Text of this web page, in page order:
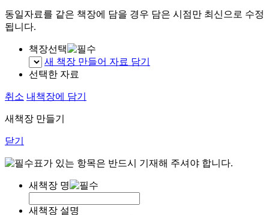
동일자료를 같은 책장에 담을 경우 담은 시점만 최신으로 수정
됩니다.
책장선택
새 책장 만들어 자료 담기
선택한 자료
취소 내책장에 담기
새책장 만들기
닫기
표가 있는 항목은 반드시 기재해 주셔야 합니다.
새책장 명
새책장 설명